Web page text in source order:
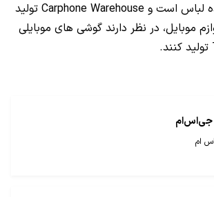
انگلیسی تولید کننده لباس است و Carphone Warehouse تولید
موبایل، در نظر دارند گوشی های موبایلی
جی‌اس‌ام
ام